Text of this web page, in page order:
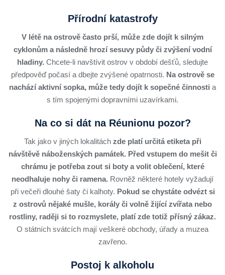
Přírodní katastrofy
V létě na ostrově často prší, může zde dojít k silným
cyklonům a následně hrozí sesuvy půdy či zvýšení vodní
hladiny. Chcete-li navštívit ostrov v období dešťů, sledujte
předpověď počasí a dbejte zvýšené opatrnosti. Na ostrově se
nachází aktivní sopka, může tedy dojít k sopečné činnosti a
s tím spojenými dopravními uzavírkami.
Na co si dát na Réunionu pozor?
Tak jako v jiných lokalitách zde platí určitá etiketa při
návštěvě náboženských památek. Před vstupem do mešit či
chrámu je potřeba zout si boty a volit oblečení, které
neodhaluje nohy či ramena. Rovněž některé hotely vyžadují
při večeři dlouhé šaty či kalhoty. Pokud se chystáte odvézt si
z ostrovů nějaké mušle, korály či volně žijící zvířata nebo
rostliny, raději si to rozmyslete, platí zde totiž přísný zákaz.
O státních svátcích mají veškeré obchody, úřady a muzea
zavřeno.
Postoj k alkoholu